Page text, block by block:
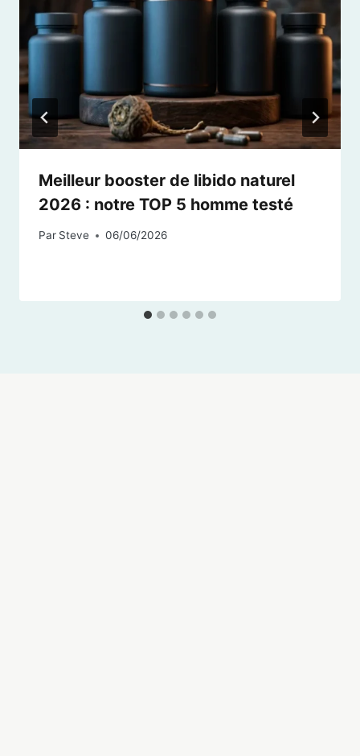
Meilleur booster de libido naturel
2026 : notre TOP 5 homme testé
Par Steve 06/06/2026